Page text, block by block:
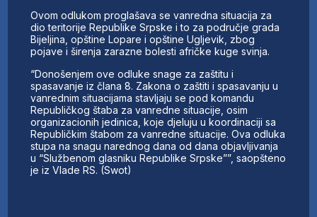
SWOT INTERVJU
UČLANI SE
KONTAKT
Ovom odlukom proglašava se vanredna situacija za
dio teritorije Republike Srpske i to za područje grada
Bijeljina, opštine Lopare i opštine Ugljevik, zbog
pojave i širenja zarazne bolesti afričke kuge svinja.
“Donošenjem ove odluke snage za zaštitu i
spasavanje iz člana 8. Zakona o zaštiti i spasavanju u
vanrednim situacijama stavljaju se pod komandu
Republičkog štaba za vanredne situacije, osim
organizacionih jedinica, koje djeluju u koordinaciji sa
Republičkim štabom za vanredne situacije. Ova odluka
stupa na snagu narednog dana od dana objavljivanja
u “Službenom glasniku Republike Srpske””, saopšteno
je iz Vlade RS. (Swot)